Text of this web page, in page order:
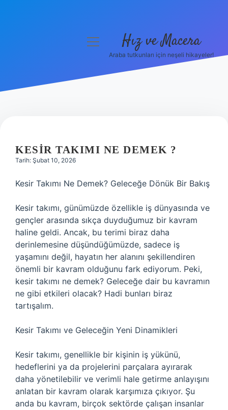
Hakkımızda
menüyü
Hız ve Macera
Araba tutkunları için neşeli hikayeler!
KESIR TAKIMI NE DEMEK ?
Tarih: Şubat 10, 2026
Kesir Takımı Ne Demek? Geleceğe Dönük Bir Bakış
Kesir takımı, günümüzde özellikle iş dünyasında ve
gençler arasında sıkça duyduğumuz bir kavram
haline geldi. Ancak, bu terimi biraz daha
derinlemesine düşündüğümüzde, sadece iş
yaşamını değil, hayatın her alanını şekillendiren
önemli bir kavram olduğunu fark ediyorum. Peki,
kesir takımı ne demek? Geleceğe dair bu kavramın
ne gibi etkileri olacak? Hadi bunları biraz
tartışalım.
Kesir Takımı ve Geleceğin Yeni Dinamikleri
Kesir takımı, genellikle bir kişinin iş yükünü,
hedeflerini ya da projelerini parçalara ayırarak
daha yönetilebilir ve verimli hale getirme anlayışını
anlatan bir kavram olarak karşımıza çıkıyor. Şu
anda bu kavram, birçok sektörde çalışan insanlar